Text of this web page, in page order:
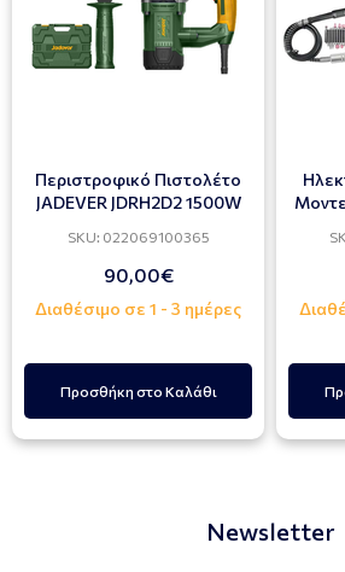
Περιστροφικό Πιστολέτο
JADEVER JDRH2D2 1500W
SKU: 022069100365
90,00€
Διαθέσιμο σε 1 - 3 ημέρες
Προσθήκη στο Καλάθι
Newsletter